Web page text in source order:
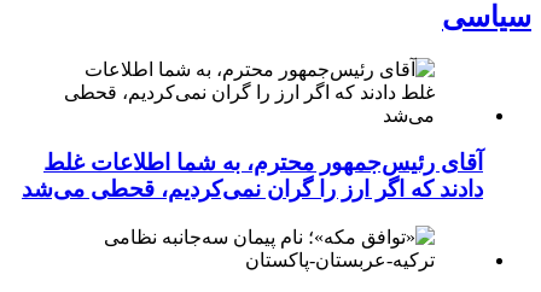
سیاسی
آقای رئیس‌جمهور محترم، به شما اطلاعات غلط
دادند که اگر ارز را گران نمی‌کردیم، قحطی می‌شد